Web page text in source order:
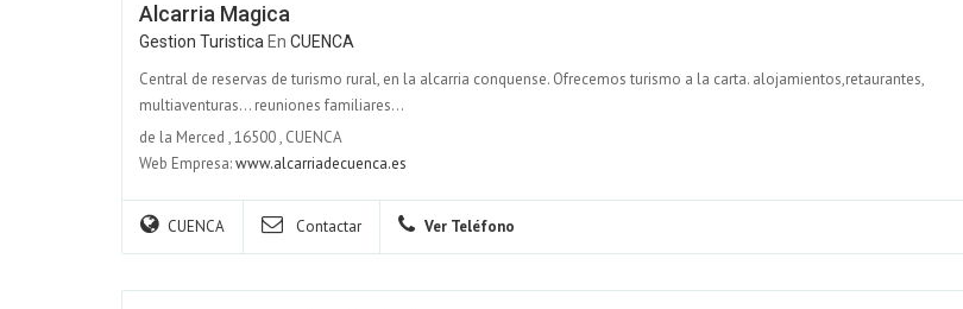
Alcarria Magica
Gestion Turistica En CUENCA
Central de reservas de turismo rural, en la alcarria conquense. Ofrecemos turismo a la carta. alojamientos,retaurantes,
multiaventuras... reuniones familiares...
de la Merced ,16500, CUENCA
Web Empresa:www.alcarriadecuenca.es
CUENCA Contactar Ver Teléfono